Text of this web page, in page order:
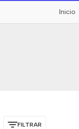
Inicio
FILTRAR